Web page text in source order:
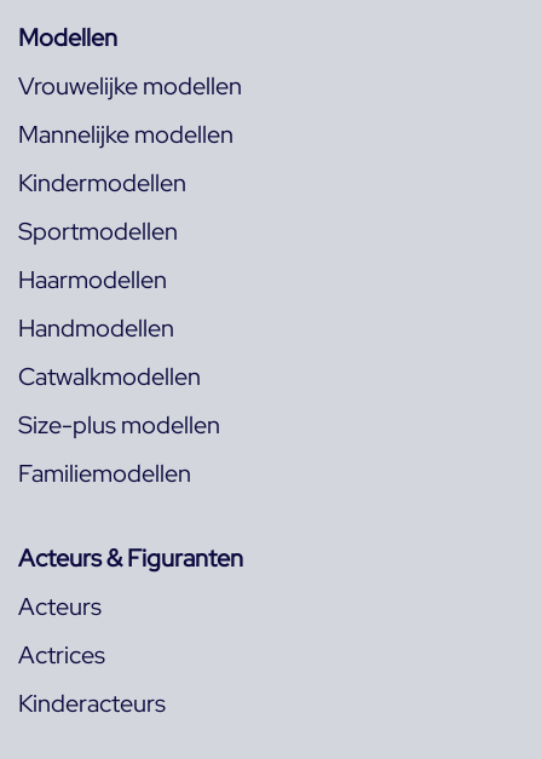
Modellen
Vrouwelijke modellen
Mannelijke modellen
Kindermodellen
Sportmodellen
Haarmodellen
Handmodellen
Catwalkmodellen
Size-plus modellen
Familiemodellen
Acteurs & Figuranten
Acteurs
Actrices
Kinderacteurs